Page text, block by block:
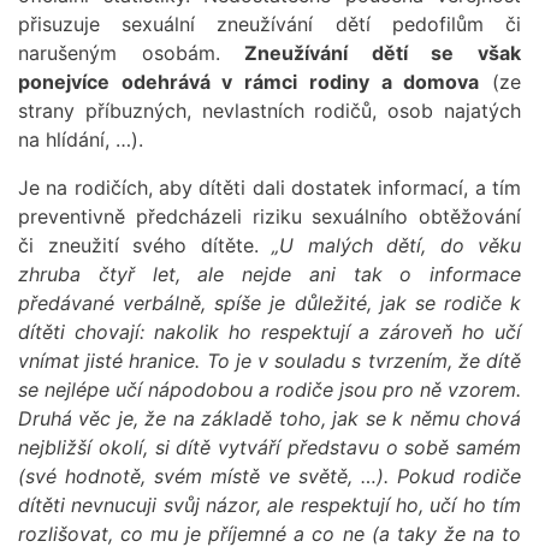
přisuzuje sexuální zneužívání dětí pedofilům či
narušeným osobám.Zneužívání dětí se však
ponejvíce odehrává v rámci rodiny a domova (ze
strany příbuzných, nevlastních rodičů, osob najatých
na hlídání, …).
Je na rodičích, aby dítěti dali dostatek informací, a tím
preventivně předcházeli riziku sexuálního obtěžování
či zneužití svého dítěte. „U malých dětí, do věku
zhruba čtyř let, ale nejde ani tak o informace
předávané verbálně, spíše je důležité, jak se rodiče k
dítěti chovají: nakolik ho respektují a zároveň ho učí
vnímat jisté hranice. To je v souladu s tvrzením, že dítě
se nejlépe učí nápodobou a rodiče jsou pro ně vzorem.
Druhá věc je, že na základě toho, jak se k němu chová
nejbližší okolí, si dítě vytváří představu o sobě samém
(své hodnotě, svém místě ve světě, …). Pokud rodiče
dítěti nevnucuji svůj názor, ale respektují ho, učí ho tím
rozlišovat, co mu je příjemné a co ne (a taky že na to